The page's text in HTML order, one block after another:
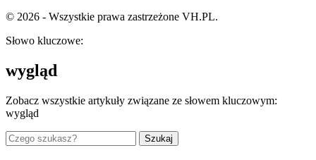
© 2026 - Wszystkie prawa zastrzeżone VH.PL.
Słowo kluczowe:
wygląd
Zobacz wszystkie artykuły związane ze słowem kluczowym:
wygląd
Szukaj